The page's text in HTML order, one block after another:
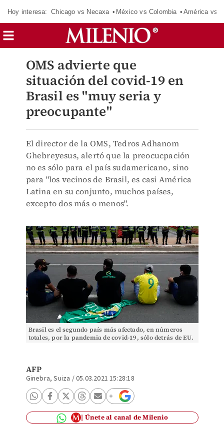
Hoy interesa: Chicago vs Necaxa México vs Colombia América vs
OMS advierte que
situación del covid-19 en
Brasil es "muy seria y
preocupante"
El director de la OMS, Tedros Adhanom
Ghebreyesus, alertó que la preocucpación
no es sólo para el país sudamericano, sino
para "los vecinos de Brasil, es casi América
Latina en su conjunto, muchos países,
excepto dos más o menos".
Brasil es el segundo país más afectado, en números
totales, por la pandemia de covid-19, sólo detrás de EU.
AFP
Ginebra, Suiza /05.03.2021 15:28:18
Únete al canal de Milenio